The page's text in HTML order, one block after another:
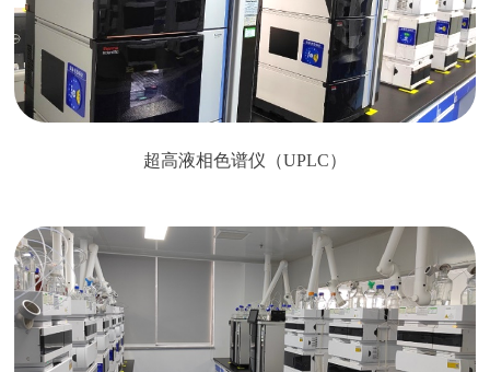
超高液相色谱仪（UPLC）